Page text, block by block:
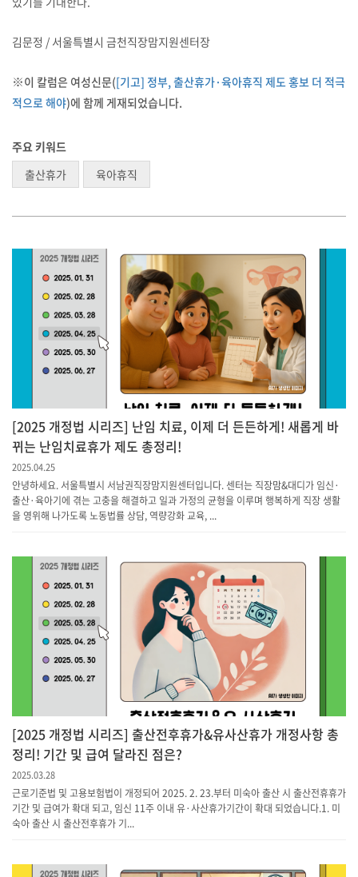
김문정 / 서울특별시 금천직장맘지원센터장
※이 칼럼은 여성신문([기고] 정부, 출산휴가·육아휴직 제도 홍보 더 적극
적으로 해야)에 함께 게재되었습니다.
주요 키워드
출산휴가
육아휴직
[2025 개정법 시리즈] 난임 치료, 이제 더 든든하게! 새롭게 바
뀌는 난임치료휴가 제도 총정리!
2025.04.25
안녕하세요. 서울특별시 서남권직장맘지원센터입니다. 센터는 직장맘&대디가 임신·
출산·육아기에 겪는 고충을 해결하고 일과 가정의 균형을 이루며 행복하게 직장 생활
을 영위해 나가도록 노동법률 상담, 역량강화 교육, ...
[2025 개정법 시리즈] 출산전후휴가&유사산휴가 개정사항 총
정리! 기간 및 급여 달라진 점은?
2025.03.28
근로기준법 및 고용보험법이 개정되어 2025. 2. 23.부터 미숙아 출산 시 출산전휴휴가
기간 및 급여가 확대 되고, 임신 11주 이내 유·사산휴가기간이 확대 되었습니다.​1. 미
숙아 출산 시 출산전후휴가 기...